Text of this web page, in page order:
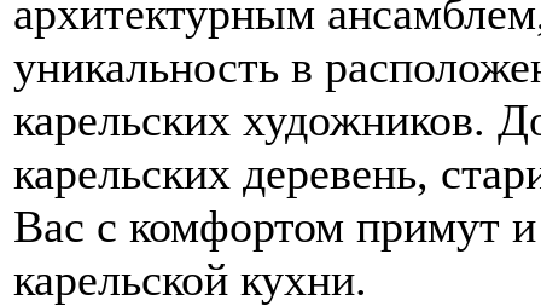
архитектурным
уникальность в
карельских художников.
карельских деревень,
Вас с комфортом примут
карельской кухни.